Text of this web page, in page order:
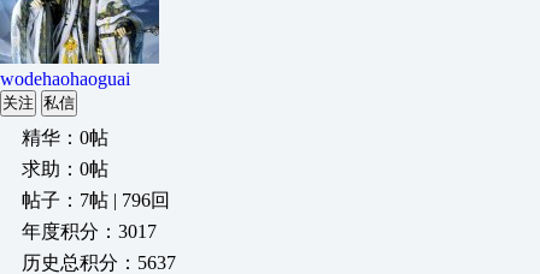
wodehaohaoguai
关注 私信
精华：0帖
求助：0帖
帖子：7帖 | 796回
年度积分：3017
历史总积分：5637